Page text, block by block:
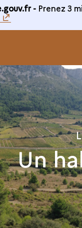
- Prenez 3
Un